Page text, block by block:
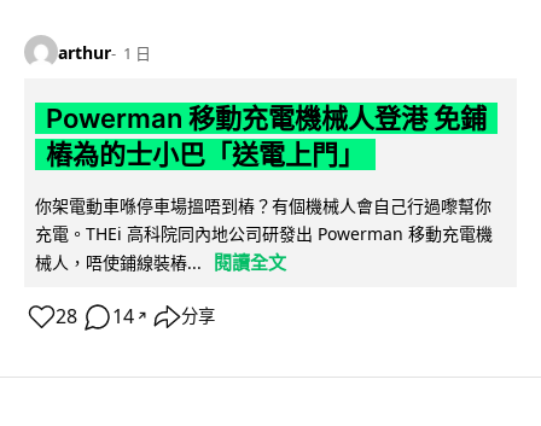
arthur 1 日
Powerman 移動充電機械人登港 免鋪
樁為的士小巴「送電上門」
你架電動車喺停車場搵唔到樁？有個機械人會自己行過嚟幫你
充電。THEi 高科院同內地公司研發出 Powerman 移動充電機
械人，唔使鋪線裝樁...
閱讀全文
28 14 ↗ 分享